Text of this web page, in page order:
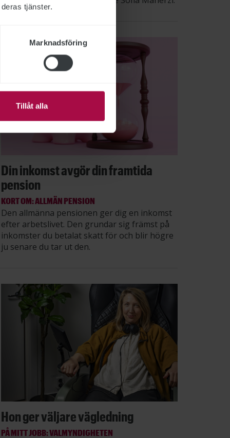
tjänster.
Marknadsföring
Tillåt alla
Din inkomst avgör din framtida
pension
KORT OM: ALLMÄN PENSION
Den allmänna pensionen ger dig en inkomst
efter arbetslivet. Den grundar sig främst på
inkomster du betalat skatt för och blir högre
ju senare du tar ut den.
Hon ger väljare vägledning
PÅ MITT JOBB: VALMYNDIGHETEN